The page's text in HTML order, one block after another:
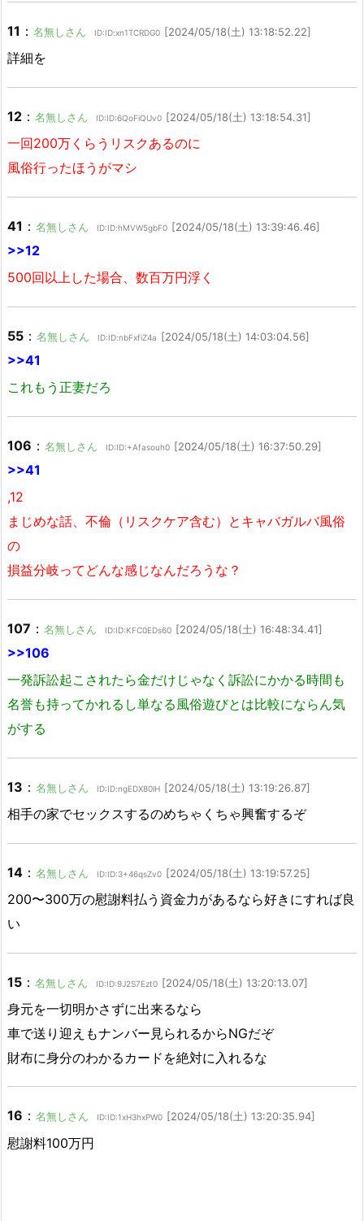
11 ： 名無しさん ID:ID:xn1TCRDG0 [2024/05/18(土) 13:18:52.22]
詳細を
12 ： 名無しさん ID:ID:6QoFiQUv0 [2024/05/18(土) 13:18:54.31]
一回200万くらうリスクあるのに
風俗行ったほうがマシ
41 ： 名無しさん ID:ID:hMVW5gbF0 [2024/05/18(土) 13:39:46.46]
>>12
500回以上した場合、数百万円浮く
55 ： 名無しさん ID:ID:nbFxfiZ4a [2024/05/18(土) 14:03:04.56]
>>41
これもう正妻だろ
106 ： 名無しさん ID:ID:+Afasouh0 [2024/05/18(土) 16:37:50.29]
>>41
,12
まじめな話、不倫（リスクケア含む）とキャバガルバ風俗
の
損益分岐ってどんな感じなんだろうな？
107 ： 名無しさん ID:ID:KFC0EDs60 [2024/05/18(土) 16:48:34.41]
>>106
一発訴訟起こされたら金だけじゃなく訴訟にかかる時間も
名誉も持ってかれるし単なる風俗遊びとは比較にならん気
がする
13 ： 名無しさん ID:ID:ngEDX80lH [2024/05/18(土) 13:19:26.87]
相手の家でセックスするのめちゃくちゃ興奮するぞ
14 ： 名無しさん ID:ID:3+46qsZv0 [2024/05/18(土) 13:19:57.25]
200〜300万の慰謝料払う資金力があるなら好きにすれば良
い
15 ： 名無しさん ID:ID:9J2S7Ezt0 [2024/05/18(土) 13:20:13.07]
身元を一切明かさずに出来るなら
車で送り迎えもナンバー見られるからNGだぞ
財布に身分のわかるカードを絶対に入れるな
16 ： 名無しさん ID:ID:1xH3hxPW0 [2024/05/18(土) 13:20:35.94]
慰謝料100万円